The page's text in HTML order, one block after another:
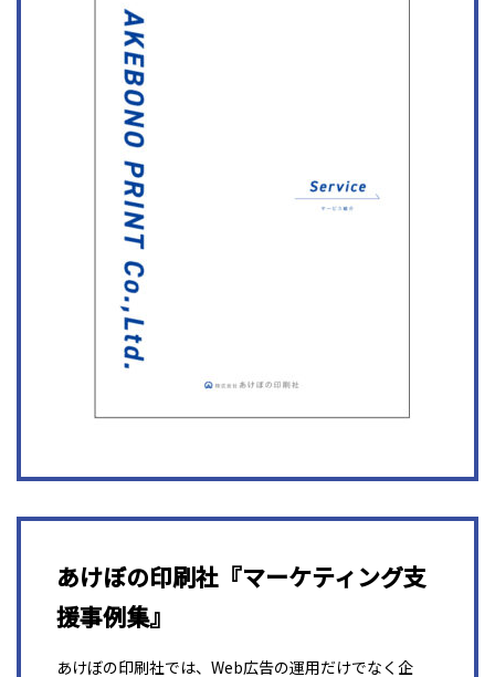
あけぼの印刷社『マーケティング支
援事例集』
あけぼの印刷社では、Web広告の運用だけでなく企